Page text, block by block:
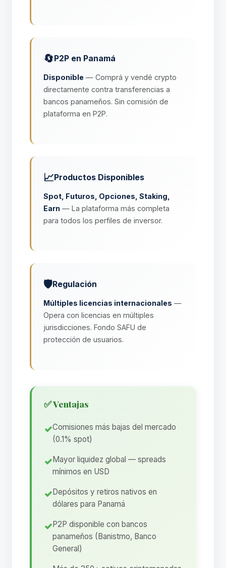
🔄P2P en Panamá
Disponible — Comprá y vendé crypto
directamente contra transferencias a
bancos panameños. Sin comisión de
plataforma en P2P.
📈Productos Disponibles
Spot, Futuros, Opciones, Staking,
Earn — La plataforma más completa
para todos los perfiles de inversor.
🛡️Regulación
Múltiples licencias internacionales —
Opera con licencias en múltiples
jurisdicciones. Fondo SAFU de
protección de usuarios.
✅ Ventajas
Comisiones más bajas del mercado
(0.1% spot)
Mayor liquidez global — spreads
mínimos en USD
Depósitos y retiros nativos en
dólares para Panamá
P2P disponible con bancos
panameños (Banistmo, Banco
General)